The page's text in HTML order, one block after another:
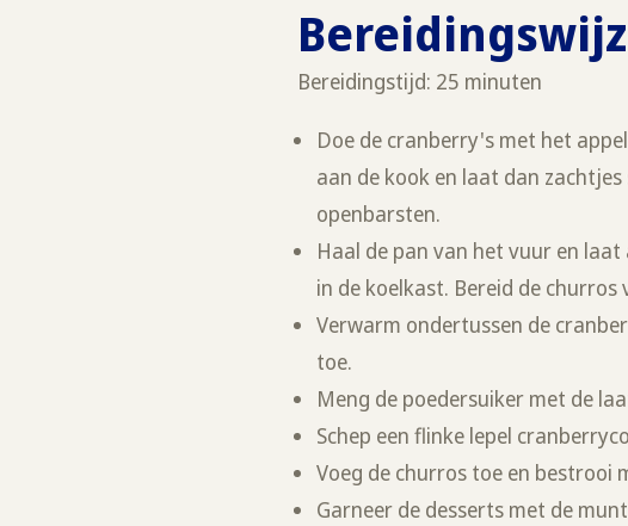
Bereidingstijd: 25 minuten
Doe de cranberry's met het
aan de kook en laat dan
openbarsten.
Haal de pan van het vuur en
in de koelkast. Bereid de
Verwarm ondertussen de
toe.
Meng de poedersuiker met de
Schep een flinke lepel
Voeg de churros toe en bestrooi
Garneer de desserts met de